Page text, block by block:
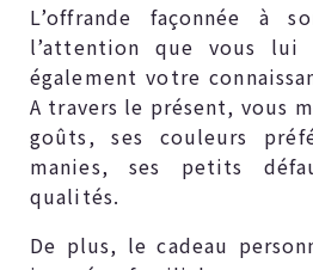
L’offrande façonnée à
l’attention que vous
également votre
A travers le présent, vous
goûts, ses couleurs
manies, ses petits
qualités.
De plus, le cadeau